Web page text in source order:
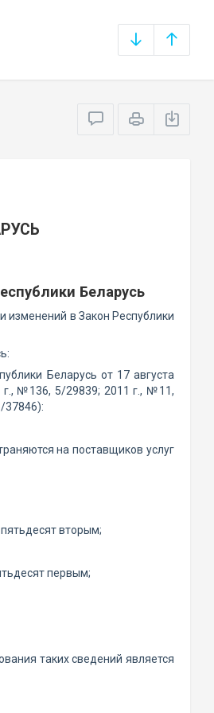
Беларусь
изменений в Закон Республики
Беларусь от 17 августа
г., №136, 5/29839; 2011 г., №11,
37846):
на поставщиков услуг
вторым;
первым;
таких сведений является